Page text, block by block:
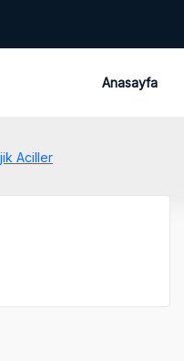
Anasayfa
Aciller